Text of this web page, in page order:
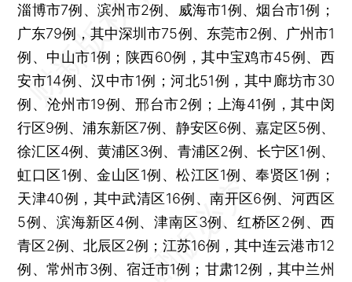
淄博市7例、滨州市2例、威海市1例、烟台市1例；
广东79例，其中深圳市75例、东莞市2例、广州市1
例、中山市1例；陕西60例，其中宝鸡市45例、西
安市14例、汉中市1例；河北51例，其中廊坊市30
例、沧州市19例、邢台市2例；上海41例，其中闵
行区9例、浦东新区7例、静安区6例、嘉定区5例、
徐汇区4例、黄浦区3例、青浦区2例、长宁区1例、
虹口区1例、金山区1例、松江区1例、奉贤区1例；
天津40例，其中武清区16例、南开区6例、河西区
5例、滨海新区4例、津南区3例、红桥区2例、西
青区2例、北辰区2例；江苏16例，其中连云港市12
例、常州市3例、宿迁市1例；甘肃12例，其中兰州